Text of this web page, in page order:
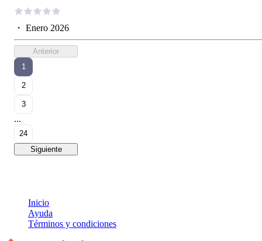
・ Enero 2026
Anterior
1
2
3
...
24
Siguiente
Inicio
Ayuda
Términos y condiciones